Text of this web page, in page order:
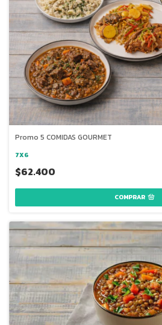
Promo 5 COMIDAS GOURMET
7X6
$62.400